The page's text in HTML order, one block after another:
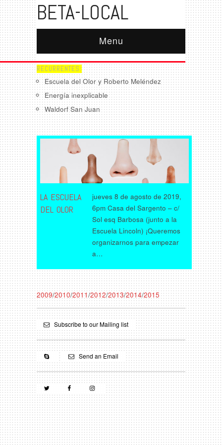
BETA-LOCAL
Menu
RECURRENTES:
Escuela del Olor y Roberto Meléndez
Energía inexplicable
Waldorf San Juan
LA ESCUELA
DEL OLOR
jueves 8 de agosto de 2019,
6pm Casa del Sargento – c/
Sol esq Barbosa (junto a la
Escuela Lincoln) ¡Queremos
organizarnos para empezar
a…
2009/2010/2011/2012/2013/2014/2015
Subscribe to our Mailing list
Send an Email